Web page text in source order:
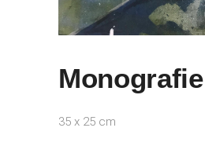
Monografie
35 x 25 cm